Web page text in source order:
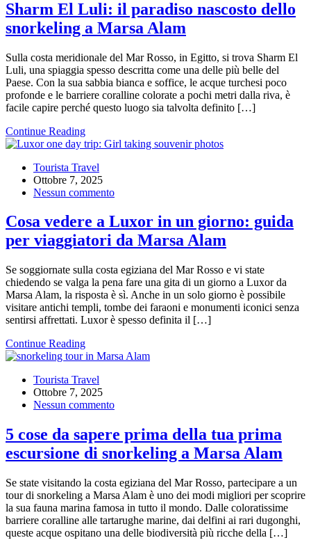
Sharm El Luli: il paradiso nascosto dello
snorkeling a Marsa Alam
Sulla costa meridionale del Mar Rosso, in Egitto, si trova Sharm El
Luli, una spiaggia spesso descritta come una delle più belle del
Paese. Con la sua sabbia bianca e soffice, le acque turchesi poco
profonde e le barriere coralline colorate a pochi metri dalla riva, è
facile capire perché questo luogo sia talvolta definito […]
Continue Reading
Tourista Travel
Ottobre 7, 2025
Nessun commento
Cosa vedere a Luxor in un giorno: guida
per viaggiatori da Marsa Alam
Se soggiornate sulla costa egiziana del Mar Rosso e vi state
chiedendo se valga la pena fare una gita di un giorno a Luxor da
Marsa Alam, la risposta è sì. Anche in un solo giorno è possibile
visitare antichi templi, tombe dei faraoni e monumenti iconici senza
sentirsi affrettati. Luxor è spesso definita il […]
Continue Reading
Tourista Travel
Ottobre 7, 2025
Nessun commento
5 cose da sapere prima della tua prima
escursione di snorkeling a Marsa Alam
Se state visitando la costa egiziana del Mar Rosso, partecipare a un
tour di snorkeling a Marsa Alam è uno dei modi migliori per scoprire
la sua fauna marina famosa in tutto il mondo. Dalle coloratissime
barriere coralline alle tartarughe marine, dai delfini ai rari dugonghi,
queste acque ospitano una delle biodiversità più ricche della […]